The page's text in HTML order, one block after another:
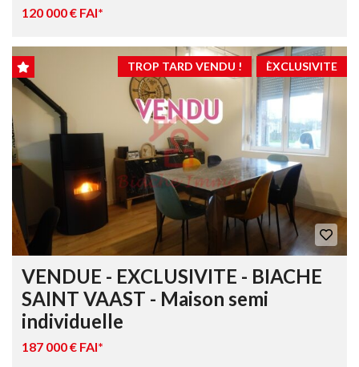
120 000 € FAI*
ÈXCLUSIVITE
TROP TARD VENDU !
VENDUE - EXCLUSIVITE - BIACHE
SAINT VAAST - Maison semi
individuelle
187 000 € FAI*